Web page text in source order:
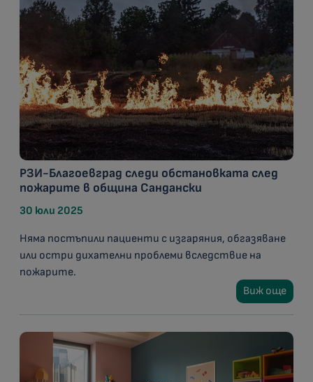
РЗИ-Благоевград следи обстановката след
пожарите в община Сандански
30 юли 2025
Няма постъпили пациенти с изгаряния, обгазяване
или остри дихателни проблеми вследствие на
пожарите.
Виж още